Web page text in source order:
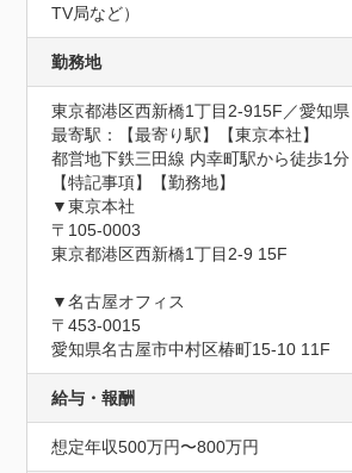
TV局など）
勤務地
東京都港区西新橋1丁目2-915F／愛知県
最寄駅：【最寄り駅】【東京本社】
都営地下鉄三田線 内幸町駅から徒歩1分
【特記事項】【勤務地】
▼東京本社
〒105-0003
東京都港区西新橋1丁目2-9 15F
▼名古屋オフィス
〒453-0015
愛知県名古屋市中村区椿町15-10 11F
給与・報酬
想定年収500万円〜800万円